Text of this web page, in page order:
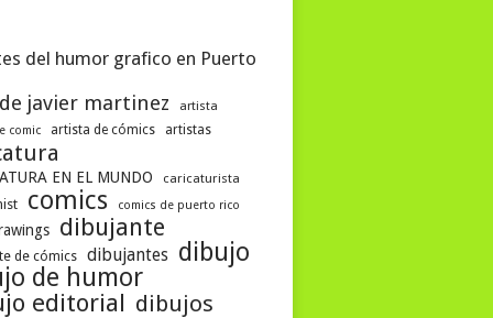
del humor grafico en Puerto
javier martinez
artista
comic
artista de cómics artistas
EN EL MUNDO caricaturista
comics comics de puerto rico
dibujante
de cómics dibujantes dibujo
de humor
editorial dibujos